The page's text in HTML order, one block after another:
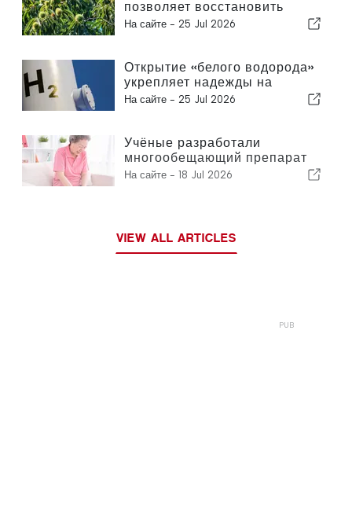
позволяет восстановить
популяцию знаменитого
На сайте - 25 Jul 2026
Открытие «белого водорода»
укрепляет надежды на
развитие экологически
На сайте - 25 Jul 2026
Учёные разработали
многообещающий препарат
для инъекций при артрите
На сайте - 18 Jul 2026
VIEW ALL ARTICLES